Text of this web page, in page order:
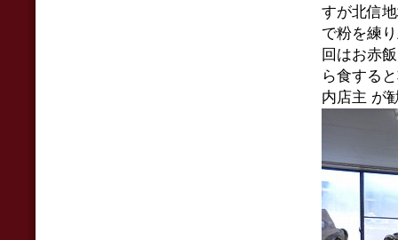
すが北信
で粉を練
回はお赤
ら食する
内店主 が